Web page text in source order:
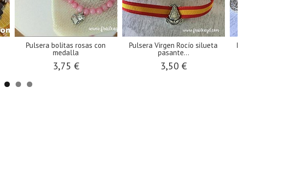
Pulsera bolitas rosas con
medalla
3,75 €
Pulsera Virgen Rocío silueta
pasante...
3,50 €
Pulsera doble